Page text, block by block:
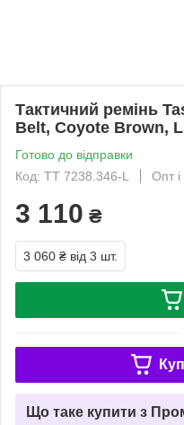
Тактичний ремінь
Belt, Coyote Brown,
Готово до відправки
Код: TT 7238.346-L
Опт і
3 110 ₴
3 060 ₴ від 3 шт.
Що таке купити з